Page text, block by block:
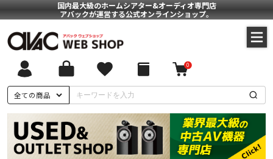
国内最大級のホームシアター&オーディオ専門店
アバックが運営する公式オンラインショップ。
全ての商品
0